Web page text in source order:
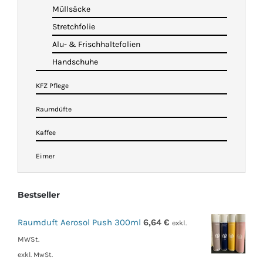
Müllsäcke
Stretchfolie
Alu- & Frischhaltefolien
Handschuhe
KFZ Pflege
Raumdüfte
Kaffee
Eimer
Bestseller
Raumduft Aerosol Push 300ml 6,64 € exkl.
MWSt.
exkl. MwSt.